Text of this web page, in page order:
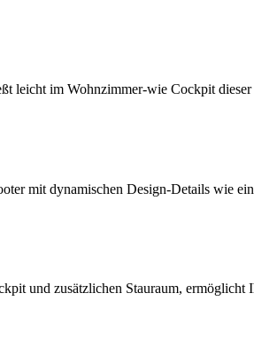
leicht im Wohnzimmer-wie Cockpit
mit dynamischen Design-Details wie
und zusätzlichen Stauraum,